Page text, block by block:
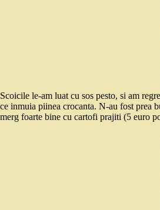
Scoicile le-am luat cu sos pesto, si am
ce inmuia piinea crocanta. N-au fost prea
merg foarte bine cu cartofi prajiti (5 euro